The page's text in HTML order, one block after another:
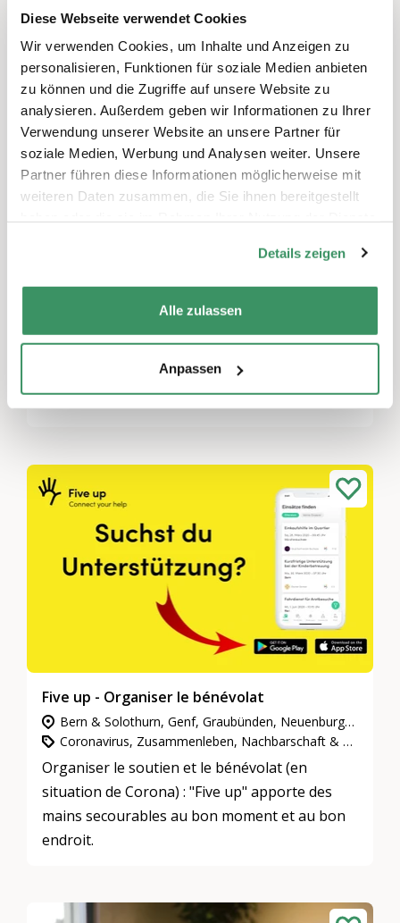
Diese Webseite verwendet Cookies
Wir verwenden Cookies, um Inhalte und Anzeigen zu
personalisieren, Funktionen für soziale Medien anbieten
zu können und die Zugriffe auf unsere Website zu
analysieren. Außerdem geben wir Informationen zu Ihrer
Verwendung unserer Website an unsere Partner für
soziale Medien, Werbung und Analysen weiter. Unsere
Partner führen diese Informationen möglicherweise mit
weiteren Daten zusammen, die Sie ihnen bereitgestellt
Details zeigen
Alle zulassen
Anpassen
Diese Projekte könnten Sie auch
Les chaînes téléphoniques
une croix sur leur vie sociale habituelle.
Mettez-les en contact les unes avec les autres!
Five up - Organiser le bénévolat
Bern & Solothurn, Genf, Graubünden, Neuenburg & Jura, Nordwestschweiz, Ostschweiz, Tessin, Wallis, Waadt & Freiburg, Zentralschweiz, Zürich
Coronavirus, Zusammenleben, Nachbarschaft & Quartiere, Gemeinnütziges Engagement
Organiser le soutien et le bénévolat (en
situation de Corona) : "Five up" apporte des
mains secourables au bon moment et au bon
endroit.